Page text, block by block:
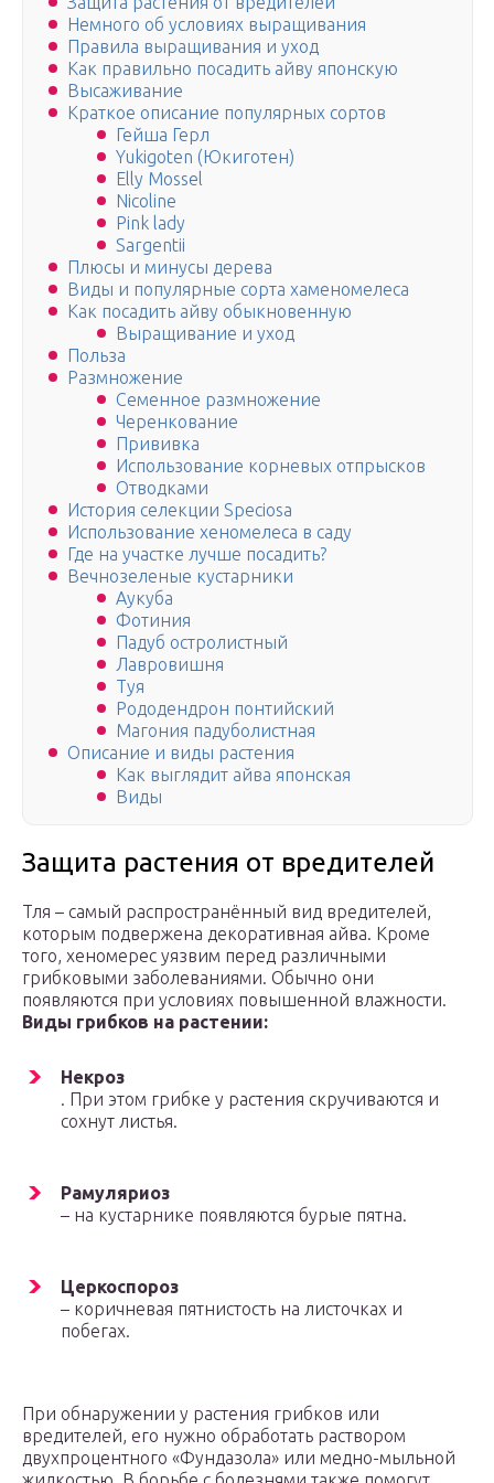
Немного об условиях выращивания
Правила выращивания и уход
Как правильно посадить айву японскую
Высаживание
Краткое описание популярных сортов
Гейша Герл
Yukigoten (Юкиготен)
Elly Mossel
Nicoline
Pink lady
Sargentii
Плюсы и минусы дерева
Виды и популярные сорта хаменомелеса
Как посадить айву обыкновенную
Выращивание и уход
Польза
Размножение
Семенное размножение
Черенкование
Прививка
Использование корневых отпрысков
Отводками
История селекции Speciosa
Использование хеномелеса в саду
Где на участке лучше посадить?
Вечнозеленые кустарники
Аукуба
Фотиния
Падуб остролистный
Лавровишня
Туя
Рододендрон понтийский
Магония падуболистная
Описание и виды растения
Как выглядит айва японская
Виды
Защита растения от вредителей
Тля – самый распространённый вид вредителей,
которым подвержена декоративная айва. Кроме
того, хеномерес уязвим перед различными
грибковыми заболеваниями. Обычно они
появляются при условиях повышенной влажности.
Виды грибков на растении:
Некроз
. При этом грибке у растения скручиваются и
сохнут листья.
Рамуляриоз
– на кустарнике появляются бурые пятна.
Церкоспороз
– коричневая пятнистость на листочках и
побегах.
При обнаружении у растения грибков или
вредителей, его нужно обработать раствором
двухпроцентного «Фундазола» или медно-мыльной